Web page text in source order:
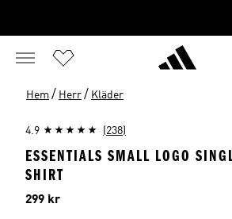
Hem / Herr / Kläder
4.9 (238)
ESSENTIALS SMALL LOGO
SHIRT
Pris
299 kr